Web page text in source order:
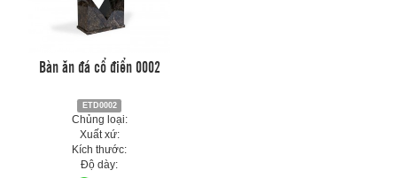
Bàn ăn đá cổ điển 0002
ETD0002
Chủng loại:
Xuất xứ:
Kích thước:
Độ dày: